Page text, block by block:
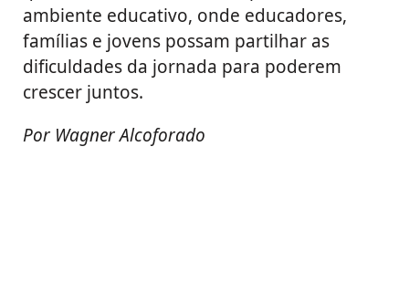
ambiente educativo, onde educadores,
famílias e jovens possam partilhar as
dificuldades da jornada para poderem
crescer juntos.
Por Wagner Alcoforado